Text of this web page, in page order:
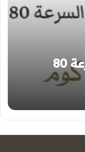
جدول مخالفات السرعة 80